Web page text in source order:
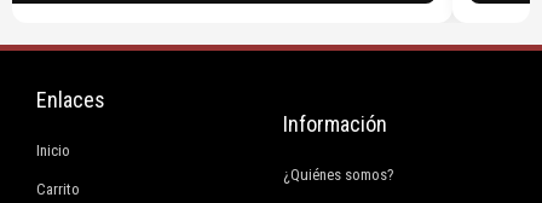
Enlaces
Inicio
Carrito
Información
¿Quiénes somos?